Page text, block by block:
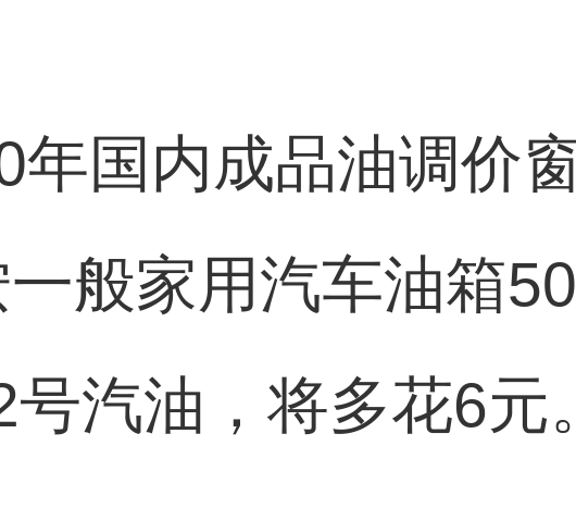
年国内成品油调价
般家用汽车油箱
汽油，将多花6元。